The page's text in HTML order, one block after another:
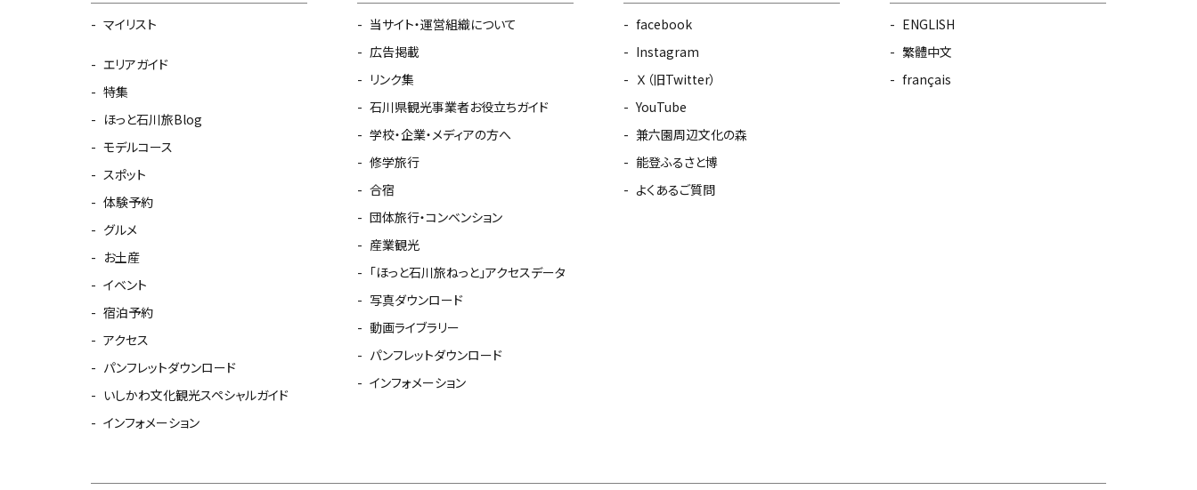
マイリスト
エリアガイド
特集
ほっと石川旅Blog
モデルコース
スポット
体験予約
グルメ
お土産
イベント
宿泊予約
アクセス
パンフレットダウンロード
いしかわ文化観光スペシャルガイド
インフォメーション
当サイト・運営組織について
広告掲載
リンク集
石川県観光事業者お役立ちガイド
学校・企業・メディアの方へ
修学旅行
合宿
団体旅行・コンベンション
産業観光
「ほっと石川旅ねっと」アクセスデータ
写真ダウンロード
動画ライブラリー
パンフレットダウンロード
インフォメーション
facebook
Instagram
Ｘ（旧Twitter）
YouTube
兼六園周辺文化の森
能登ふるさと博
よくあるご質問
ENGLISH
繁體中文
français